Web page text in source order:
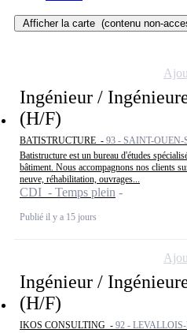
Afficher la carte (contenu non-
Ingénieur /
(H/F)
BATISTRUCTURE - 93 - SAINT-OUEN-
Batistructure est un bureau d'études
bâtiment. Nous accompagnons nos clients
neuve, réhabilitation, ouvrages...
CDI - Temps plein
Publié il y a 15 jours
Ingénieur /
(H/F)
IKOS CONSULTING - 92 - LEVALLOIS-